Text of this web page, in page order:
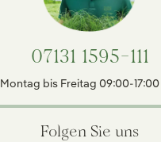
07131 1595-111
Montag bis Freitag 09:00-17:00
Folgen Sie uns